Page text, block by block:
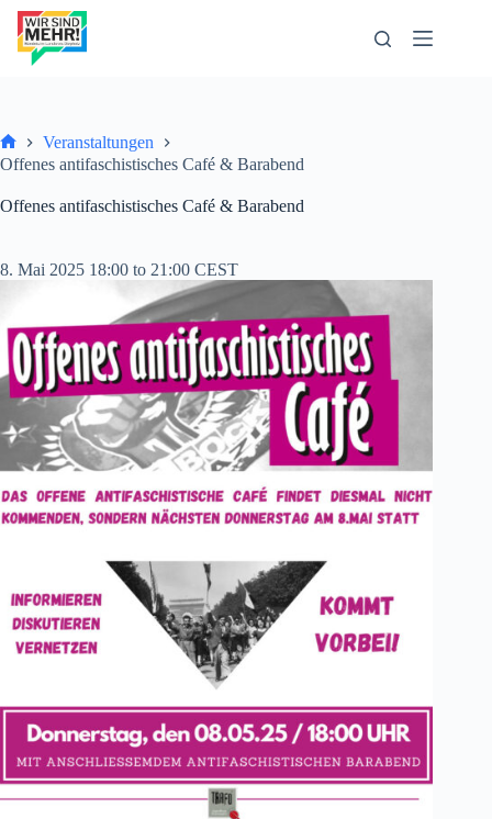
Zum
Inhalt
springen
Start
Veranstaltungen
Offenes antifaschistisches Café & Barabend
Offenes antifaschistisches Café & Barabend
8. Mai 2025 18:00 to 21:00 CEST